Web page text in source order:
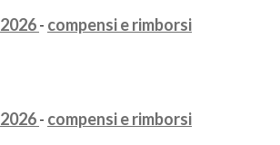
2026- compensi e rimborsi
2026- compensi e rimborsi